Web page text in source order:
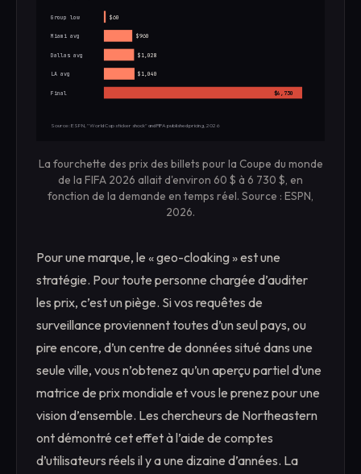
Group low $60
Miami avg $960
Dallas avg $1,028
LA avg $1,040
Final $6,730
Source: ESPN, "World Cup sticker shock" and FIFA published pricing, 2026
La fourchette des prix des billets pour la Coupe du monde
de la FIFA 2026 allait d'environ 60 $ à 6 730 $, en
fonction de la demande en temps réel. Source : ESPN,
2026.
Pour une marque, le « geo-cloaking » est une
stratégie. Pour toute personne chargée d’auditer
les prix, c’est un piège. Si vos requêtes de
surveillance proviennent toutes d’un seul pays, ou
pire encore, d’un centre de données situé dans une
seule ville, vous n’obtenez qu’un aperçu partiel d’une
matrice de prix mondiale et vous le prenez pour une
vision d’ensemble. Les chercheurs de Northeastern
ont démontré cet effet à l’aide de comptes
d’utilisateurs réels il y a une dizaine d’années. La